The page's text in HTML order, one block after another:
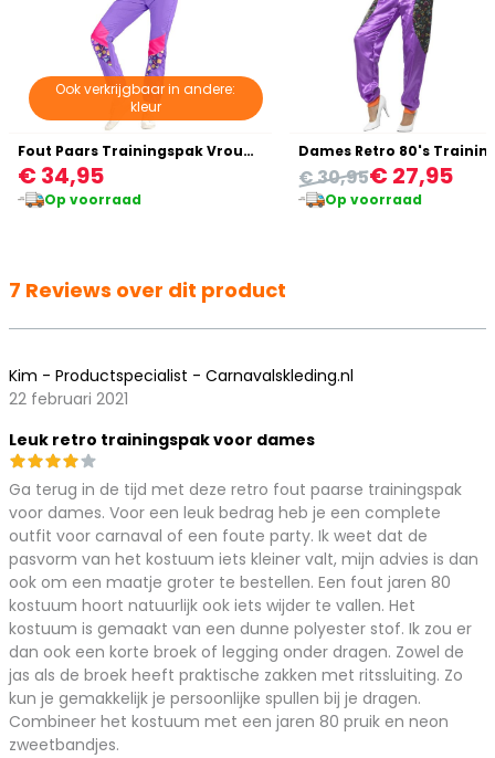
Ook verkrijgbaar in andere:
kleur
Fout Paars Trainingspak Vrouw 80's
€ 34,95
Op voorraad
Dames Retro 80's
€ 27,95
€ 30,95
Op voorraad
7 Reviews over dit product
Kim - Productspecialist - Carnavalskleding.nl
22 februari 2021
Leuk retro trainingspak voor dames
Ga terug in de tijd met deze retro fout paarse trainingspak
voor dames. Voor een leuk bedrag heb je een complete
outfit voor carnaval of een foute party. Ik weet dat de
pasvorm van het kostuum iets kleiner valt, mijn advies is dan
ook om een maatje groter te bestellen. Een fout jaren 80
kostuum hoort natuurlijk ook iets wijder te vallen. Het
kostuum is gemaakt van een dunne polyester stof. Ik zou er
dan ook een korte broek of legging onder dragen. Zowel de
jas als de broek heeft praktische zakken met ritssluiting. Zo
kun je gemakkelijk je persoonlijke spullen bij je dragen.
Combineer het kostuum met een jaren 80 pruik en neon
zweetbandjes.